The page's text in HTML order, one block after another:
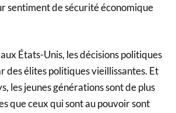
sentiment de sécurité économique
États-Unis, les décisions politiques
des élites politiques vieillissantes. Et
les jeunes générations sont de plus
que ceux qui sont au pouvoir sont